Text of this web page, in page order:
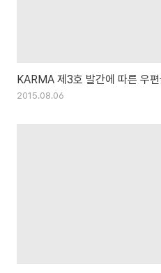
KARMA 제3호 발간에 따른 우
2015.08.06